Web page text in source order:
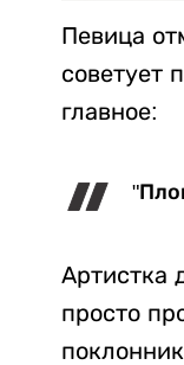
Певица
советует
главное:
Артистка
просто